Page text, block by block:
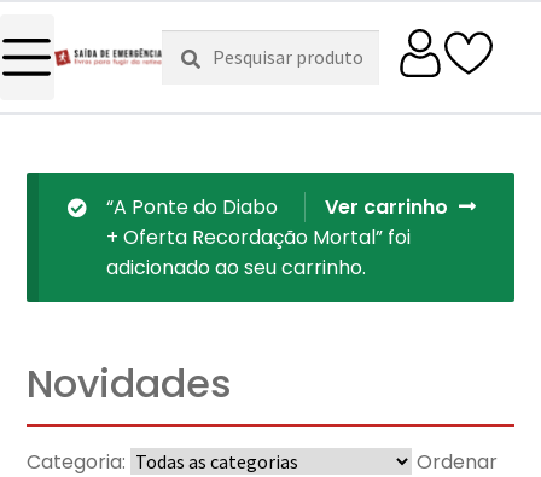
Pesquisar
por:
Pesquisa
Ver carrinho
“A Ponte do Diabo
+ Oferta Recordação Mortal” foi
adicionado ao seu carrinho.
Novidades
Categoria:
Ordenar